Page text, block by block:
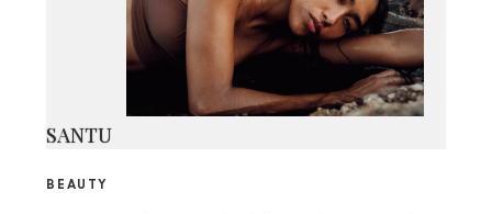
SANTU
BEAUTY